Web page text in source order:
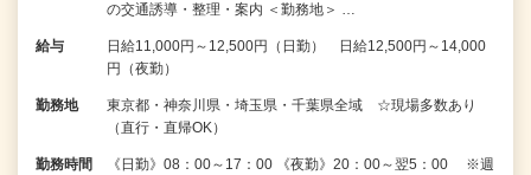
の交通誘導・整理・案内 ＜勤務地＞ …
給与
日給11,000円～12,500円（日勤） 日給12,500円～14,000
円（夜勤）
勤務地
東京都・神奈川県・埼玉県・千葉県全域 ☆現場多数あり
（直行・直帰OK）
勤務時間
《日勤》08：00～17：00 《夜勤》20：00～翌5：00 ※週